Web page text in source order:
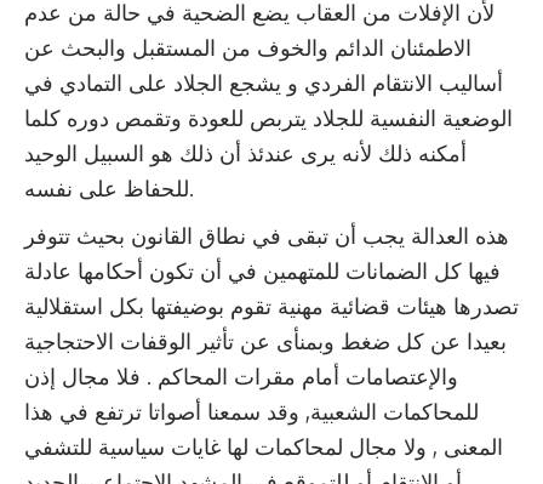
لأن الإفلات من العقاب يضع الضحية في حالة من عدم
الاطمئنان الدائم والخوف من المستقبل والبحث عن
أساليب الانتقام الفردي و يشجع الجلاد على التمادي في
الوضعية النفسية للجلاد يتربص للعودة وتقمص دوره كلما
أمكنه ذلك لأنه يرى عندئذ أن ذلك هو السبيل الوحيد
للحفاظ على نفسه.
هذه العدالة يجب أن تبقى في نطاق القانون بحيث تتوفر
فيها كل الضمانات للمتهمين في أن تكون أحكامها عادلة
تصدرها هيئات قضائية مهنية تقوم بوضيفتها بكل استقلالية
بعيدا عن كل ضغط وبمنأى عن تأثير الوقفات الاحتجاجية
والإعتصامات أمام مقرات المحاكم . فلا مجال إذن
للمحاكمات الشعبية, وقد سمعنا أصواتا ترتفع في هذا
المعنى , ولا مجال لمحاكمات لها غايات سياسية للتشفي